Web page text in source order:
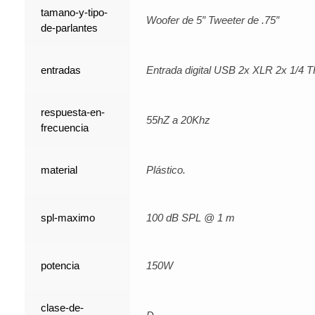
tamano-y-tipo-
de-parlantes
Woofer de 5″ Tweeter de .75″
entradas Entrada digital USB 2x XLR 2x 1/4
respuesta-en-
frecuencia
55hZ a 20Khz
material Plástico.
spl-maximo 100 dB SPL @ 1 m
potencia 150W
clase-de-